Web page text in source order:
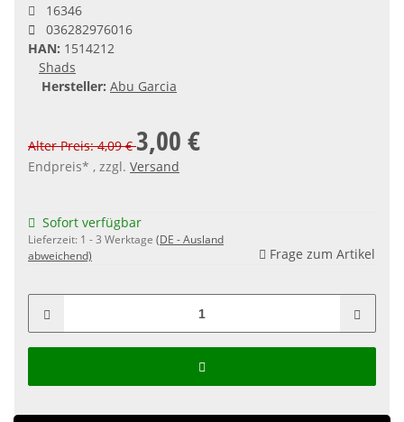
16346
036282976016
HAN: 1514212
Shads
Hersteller: Abu Garcia
Alter Preis: 4,09 €3,00 €
Endpreis* , zzgl. Versand
Sofort verfügbar
Lieferzeit: 1 - 3 Werktage (DE - Ausland
abweichend)
Frage zum Artikel